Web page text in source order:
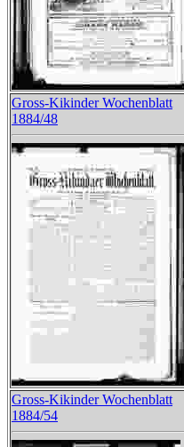
Gross-Kikinder Wochenblatt
1884/48
Gross-Kikinder Wochenblatt
1884/54